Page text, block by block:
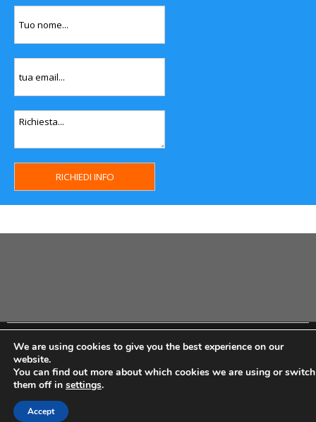
Copyright MHWeb © 2018 - Privacy & GDPR - Cookie Policy -
We are using cookies to give you the best experience on our
website.
You can find out more about which cookies we are using or switch
them off in settings.
Accept